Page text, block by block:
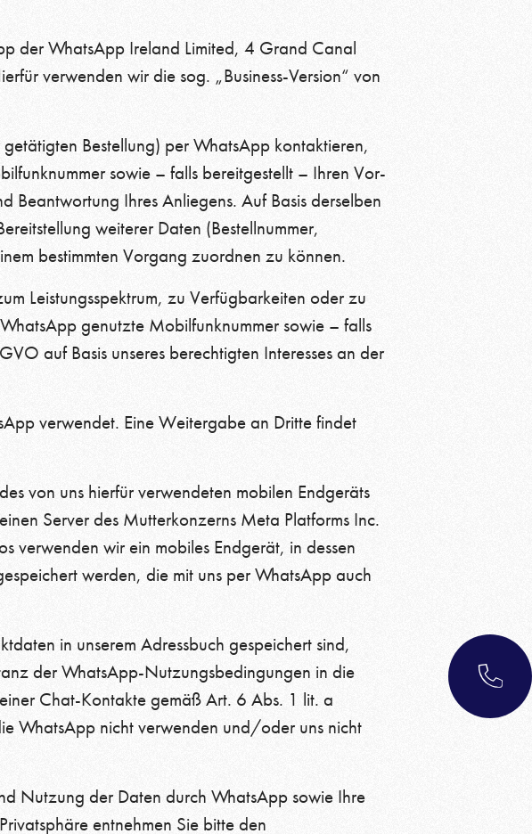
der WhatsApp Ireland Limited, 4 Grand Canal
verwenden wir die sog. „Business-Version“ von
Bestellung) per WhatsApp kontaktieren,
sowie – falls bereitgestellt – Ihren Vor-
Ihres Anliegens. Auf Basis derselben
weiterer Daten (Bestellnummer,
bestimmten Vorgang zuordnen zu können.
Leistungsspektrum, zu Verfügbarkeiten oder zu
genutzte Mobilfunknummer sowie – falls
auf Basis unseres berechtigten Interesses an der
verwendet. Eine Weitergabe an Dritte findet
von uns hierfür verwendeten mobilen Endgeräts
Server des Mutterkonzerns Meta Platforms Inc.
verwenden wir ein mobiles Endgerät, in dessen
werden, die mit uns per WhatsApp auch
in unserem Adressbuch gespeichert sind,
der WhatsApp-Nutzungsbedingungen in die
Chat-Kontakte gemäß Art. 6 Abs. 1 lit. a
WhatsApp nicht verwenden und/oder uns nicht
Nutzung der Daten durch WhatsApp sowie Ihre
entnehmen Sie bitte den